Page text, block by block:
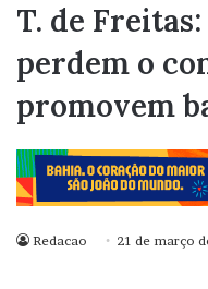
T. de
perdem o
promovem
Redacao 21 de março